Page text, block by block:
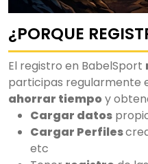
¿PORQUE
El registro en BabelSport
participas regularmente
ahorrar tiempo y
Cargar datos
Cargar Perfiles
etc